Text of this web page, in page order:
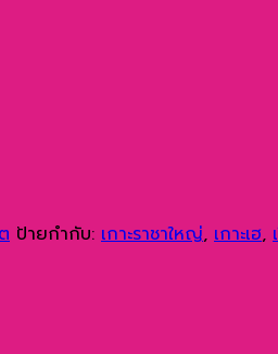
ป้ายกำกับ: เกาะราชาใหญ่, เกาะเฮ,